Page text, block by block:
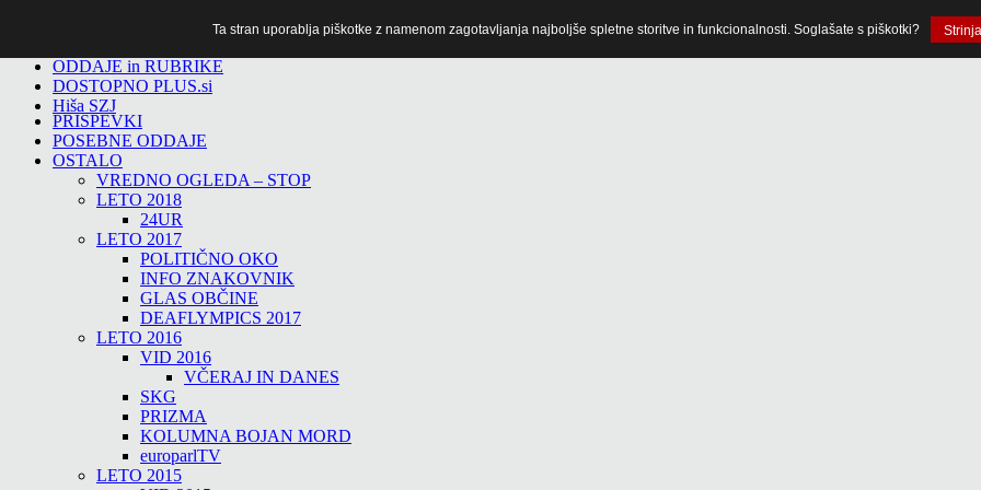
ODDAJE in RUBRIKE
DOSTOPNO PLUS.si
Hiša SZJ
PRISPEVKI
POSEBNE ODDAJE
OSTALO
VREDNO OGLEDA – STOP
LETO 2018
24UR
LETO 2017
POLITIČNO OKO
INFO ZNAKOVNIK
GLAS OBČINE
DEAFLYMPICS 2017
LETO 2016
VID 2016
VČERAJ IN DANES
SKG
PRIZMA
KOLUMNA BOJAN MORD
europarlTV
LETO 2015
Ta stran uporablja piškotke z namenom zagotavljanja najboljše spletne storitve in funkcionalnosti. Soglašate s piškotki?